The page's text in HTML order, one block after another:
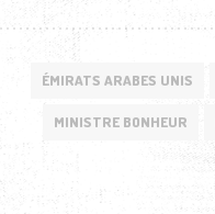
ÉMIRATS ARABES UNIS
MINISTRE BONHEUR